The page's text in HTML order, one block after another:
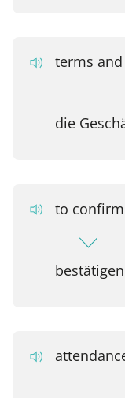
terms
die
to confirm
bestätigen